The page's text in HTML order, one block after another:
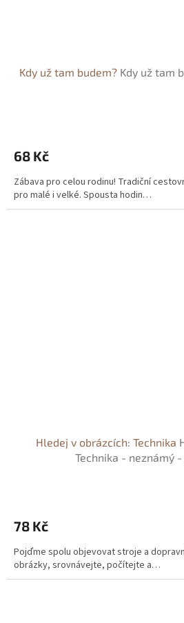
Kdy už tam budem? Kdy už tam
68 Kč
Zábava pro celou rodinu! Tradiční
pro malé i velké. Spousta hodin…
Hledej v obrázcích: Technika
Technika - neznámý
78 Kč
Pojďme spolu objevovat stroje a
obrázky, srovnávejte, počítejte a…